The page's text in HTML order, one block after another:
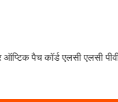
पैच कॉर्ड एलसी एलसी